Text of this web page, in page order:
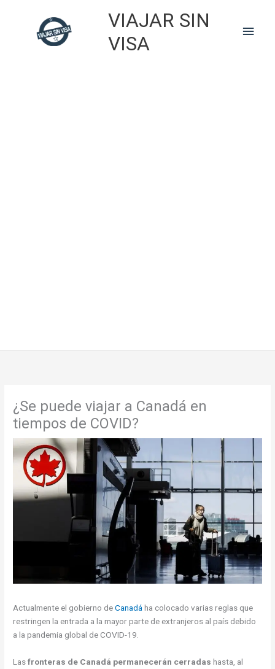
VIAJAR SIN
VISA
Main
¿Se puede viajar a Canadá en
tiempos de COVID?
Actualmente el gobierno deCanadá ha colocado varias reglas que
restringen la entrada a la mayor parte de extranjeros al país debido
a la pandemia global de COVID-19.
Lasfronteras de Canadá permanecerán cerradas hasta, al